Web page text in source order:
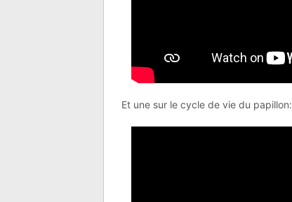
Et une sur le cycle de vie du papillon: